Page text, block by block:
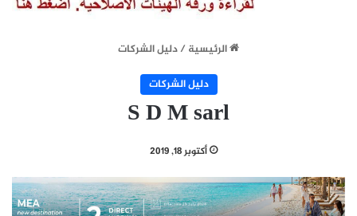
الرئيسية/دليل الشركات
دليل الشركات
S D M sarl
أكتوبر 18, 2019